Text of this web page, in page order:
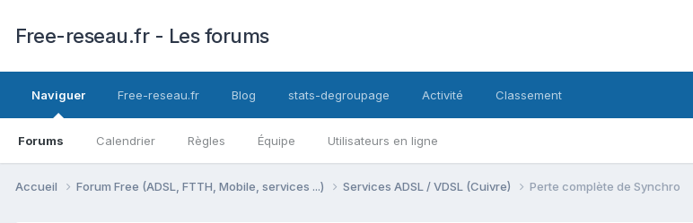
Free-reseau.fr - Les forums
Naviguer
Forums Calendrier Règles Équipe Utilisateurs en ligne
Free-reseau.fr Blog stats-degroupage Activité Classement
Accueil Forum Free (ADSL, FTTH, Mobile, services ...) Services ADSL / VDSL (Cuivre) Perte complète de Synchro